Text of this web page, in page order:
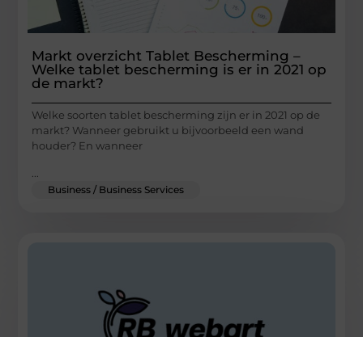
Markt overzicht Tablet Bescherming –
Welke tablet bescherming is er in 2021 op
de markt?
Welke soorten tablet bescherming zijn er in 2021 op de
markt? Wanneer gebruikt u bijvoorbeeld een wand
houder? En wanneer
Business / Business Services